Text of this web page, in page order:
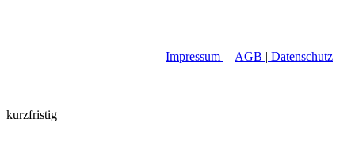
Impressum | AGB | Datenschutz
kurzfristig